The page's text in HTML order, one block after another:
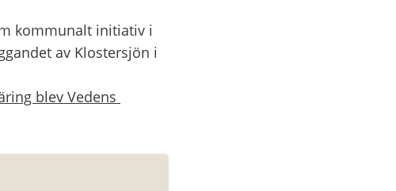
kommunalt initiativ i
av Klostersjön i
blev Vedens